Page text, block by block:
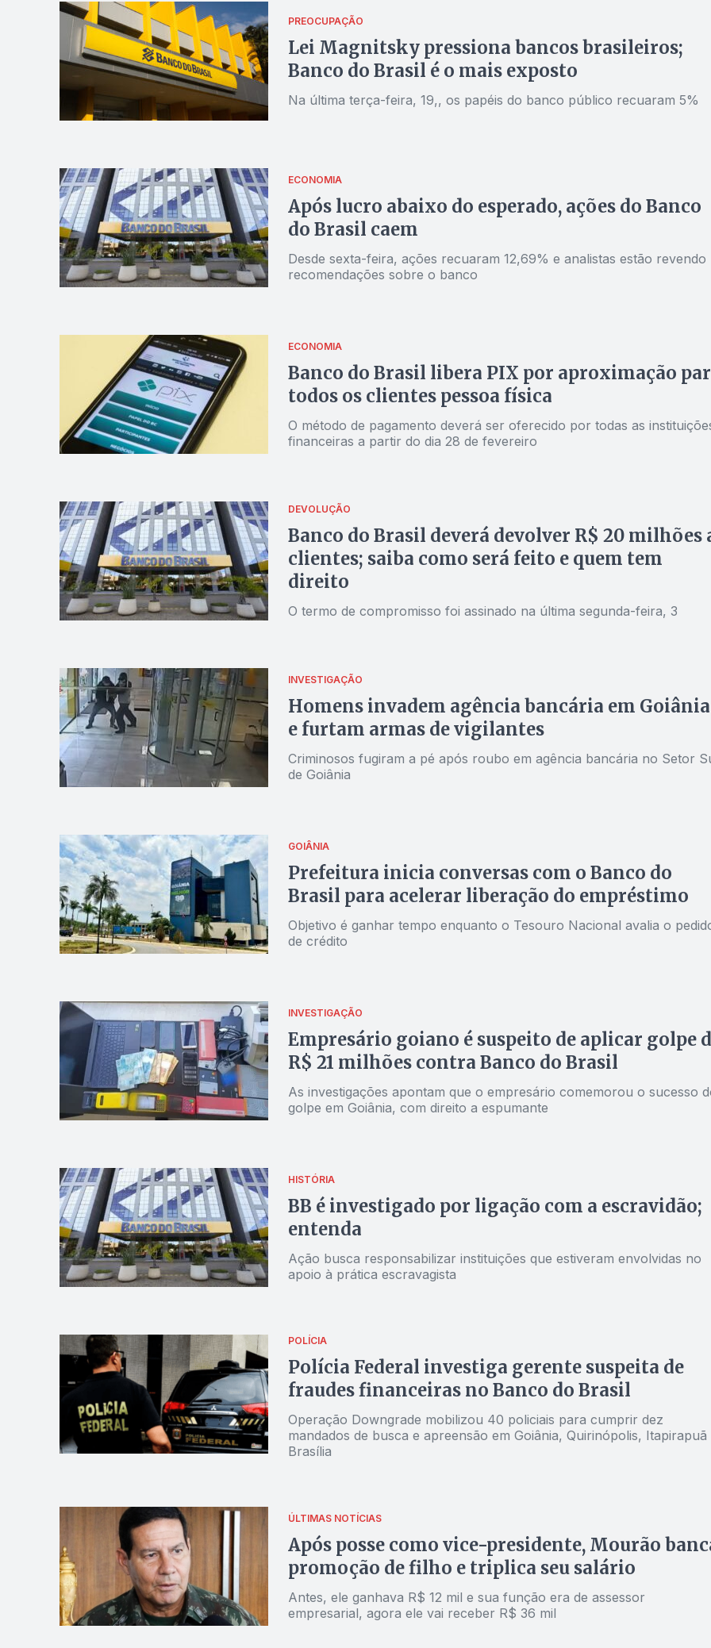
PREOCUPAÇÃO
Lei Magnitsky pressiona bancos brasileiros;
Banco do Brasil é o mais exposto
Na última terça-feira, 19,, os papéis do banco público recuaram 5%
ECONOMIA
Após lucro abaixo do esperado, ações do Banco
do Brasil caem
Desde sexta-feira, ações recuaram 12,69% e analistas estão revendo
recomendações sobre o banco
ECONOMIA
Banco do Brasil libera PIX por aproximação
todos os clientes pessoa física
O método de pagamento deverá ser oferecido por todas as
financeiras a partir do dia 28 de fevereiro
DEVOLUÇÃO
Banco do Brasil deverá devolver R$ 20 milhões
clientes; saiba como será feito e quem tem
direito
O termo de compromisso foi assinado na última segunda-feira, 3
INVESTIGAÇÃO
Homens invadem agência bancária em Goiânia
e furtam armas de vigilantes
Criminosos fugiram a pé após roubo em agência bancária no Setor
de Goiânia
GOIÂNIA
Prefeitura inicia conversas com o Banco do
Brasil para acelerar liberação do empréstimo
Objetivo é ganhar tempo enquanto o Tesouro Nacional avalia o
de crédito
INVESTIGAÇÃO
Empresário goiano é suspeito de aplicar golpe
R$ 21 milhões contra Banco do Brasil
As investigações apontam que o empresário comemorou o sucesso
golpe em Goiânia, com direito a espumante
HISTÓRIA
BB é investigado por ligação com a escravidão;
entenda
Ação busca responsabilizar instituições que estiveram envolvidas no
apoio à prática escravagista
POLÍCIA
Polícia Federal investiga gerente suspeita de
fraudes financeiras no Banco do Brasil
Operação Downgrade mobilizou 40 policiais para cumprir dez
mandados de busca e apreensão em Goiânia, Quirinópolis, Itapirapuã
Brasília
ÚLTIMAS NOTÍCIAS
Após posse como vice-presidente, Mourão
promoção de filho e triplica seu salário
Antes, ele ganhava R$ 12 mil e sua função era de assessor
empresarial, agora ele vai receber R$ 36 mil